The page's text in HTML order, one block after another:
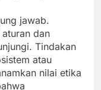
jawab.
dan
Tindakan
atau
nilai etika